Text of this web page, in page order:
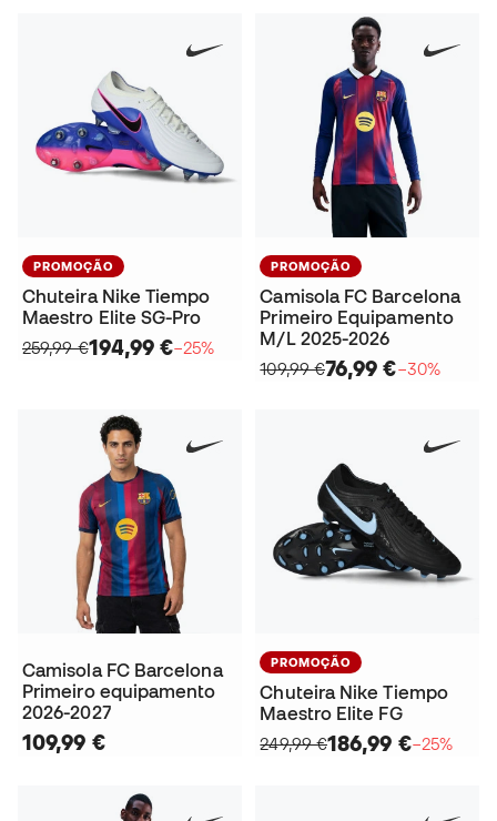
PROMOÇÃO
Chuteira Nike Tiempo
Maestro Elite SG-Pro
259,99 €194,99 €−25%
PROMOÇÃO
Camisola FC Barcelona
Primeiro Equipamento
M/L 2025-2026
109,99 €76,99 €−30%
Camisola FC Barcelona
Primeiro equipamento
2026-2027
109,99 €
PROMOÇÃO
Chuteira Nike Tiempo
Maestro Elite FG
249,99 €186,99 €−25%